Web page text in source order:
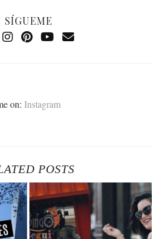
SÍGUEME
on: Instagram
POSTS